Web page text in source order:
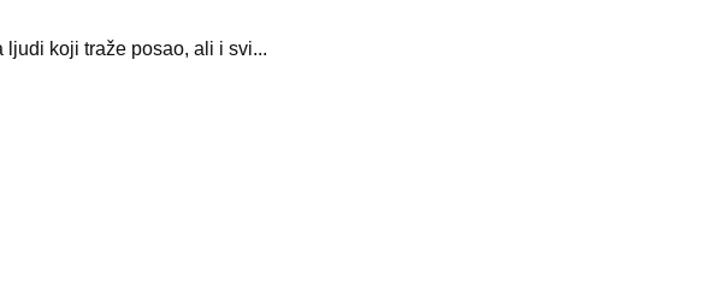
koji traže posao, ali i svi...